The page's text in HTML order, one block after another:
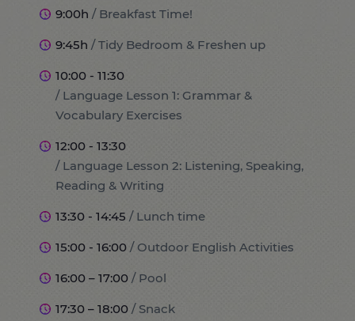
9:00h / Breakfast Time!
9:45h / Tidy Bedroom & Freshen up
10:00 - 11:30
/ Language Lesson 1: Grammar &
Vocabulary Exercises
12:00 - 13:30
/ Language Lesson 2: Listening, Speaking,
Reading & Writing
13:30 - 14:45 / Lunch time
15:00 - 16:00 / Outdoor English Activities
16:00 – 17:00 / Pool
17:30 – 18:00 / Snack